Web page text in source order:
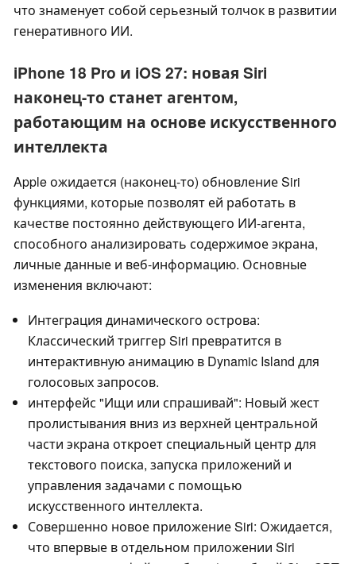
что знаменует собой серьезный толчок в развитии
генеративного ИИ.
iPhone 18 Pro и iOS 27: новая Siri
наконец-то станет агентом,
работающим на основе искусственного
интеллекта
Apple ожидается (наконец-то) обновление Siri
функциями, которые позволят ей работать в
качестве постоянно действующего ИИ-агента,
способного анализировать содержимое экрана,
личные данные и веб-информацию. Основные
изменения включают:
Интеграция динамического острова:
Классический триггер Siri превратится в
интерактивную анимацию в Dynamic Island для
голосовых запросов.
интерфейс "Ищи или спрашивай": Новый жест
пролистывания вниз из верхней центральной
части экрана откроет специальный центр для
текстового поиска, запуска приложений и
управления задачами с помощью
искусственного интеллекта.
Совершенно новое приложение Siri: Ожидается,
что впервые в отдельном приложении Siri